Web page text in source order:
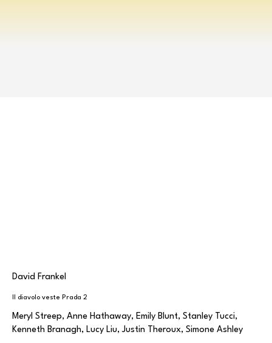
David Frankel
Il diavolo veste Prada 2
Meryl Streep, Anne Hathaway, Emily Blunt, Stanley Tucci,
Kenneth Branagh, Lucy Liu, Justin Theroux, Simone Ashley